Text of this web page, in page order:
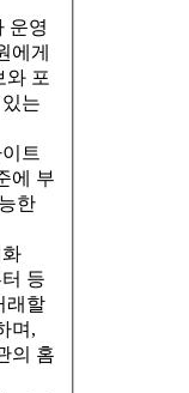
운영
에게
와 포
는
트
에 부
한
등
래할
며,
의 홈